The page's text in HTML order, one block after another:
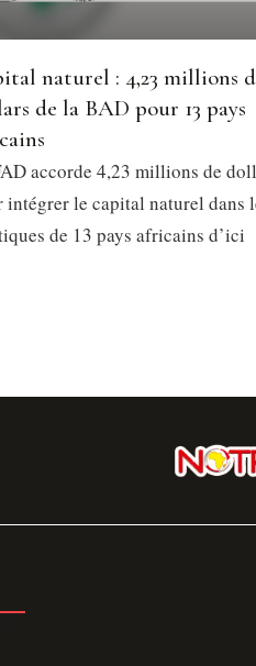
naturel : 4,23 millions
de la BAD pour 13 pays
accorde 4,23 millions de
intégrer le capital naturel dans
de 13 pays africains d’ici